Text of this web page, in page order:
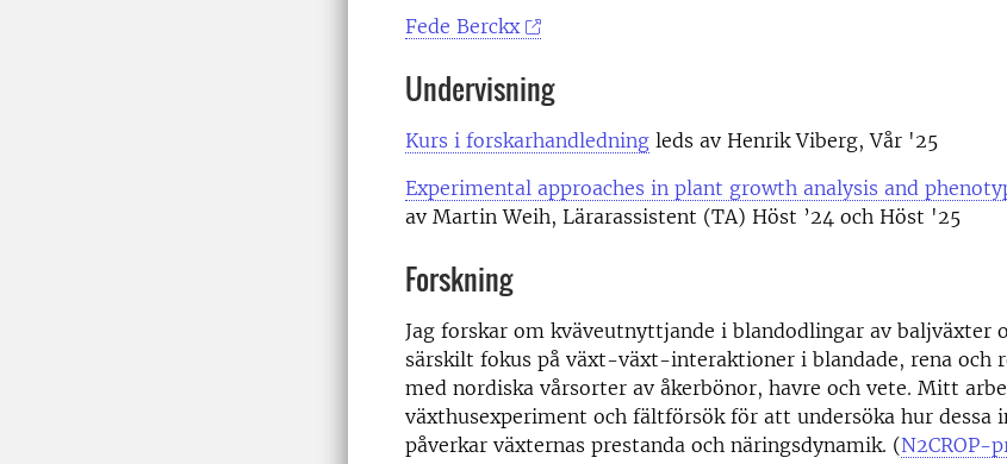
Fede Berckx
Undervisning
Kurs i forskarhandledning leds av Henrik Viberg, Vår '25
Experimental approaches in plant growth analysis and
av Martin Weih, Lärarassistent (TA) Höst ’24 och Höst '25
Forskning
Jag forskar om kväveutnyttjande i blandodlingar av baljväxter
särskilt fokus på växt-växt-interaktioner i blandade, rena och
med nordiska vårsorter av åkerbönor, havre och vete. Mitt
växthusexperiment och fältförsök för att undersöka hur dessa
påverkar växternas prestanda och näringsdynamik. (N2CROP-